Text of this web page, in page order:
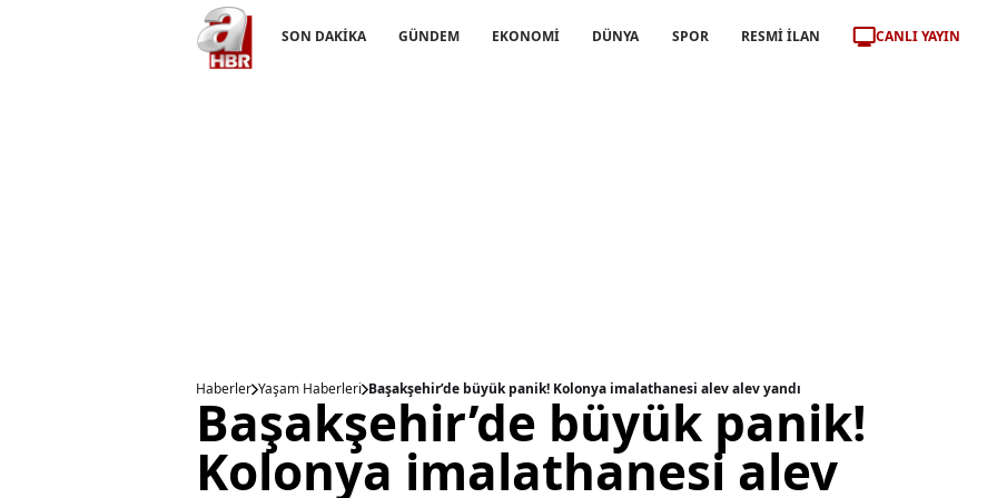
SON DAKİKA GÜNDEM EKONOMİ DÜNYA SPOR RESMİ İLAN CANLI YAYIN
Haberler Yaşam Haberleri Başakşehir’de büyük panik! Kolonya imalathanesi alev alev yandı
Başakşehir’de büyük panik!
Kolonya imalathanesi alev